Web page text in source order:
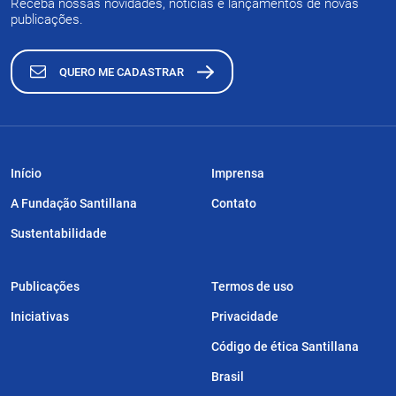
Receba nossas novidades, notícias e lançamentos de novas
publicações.
QUERO ME CADASTRAR
Início
A Fundação Santillana
Sustentabilidade
Publicações
Iniciativas
Imprensa
Contato
Termos de uso
Privacidade
Código de ética Santillana
Brasil